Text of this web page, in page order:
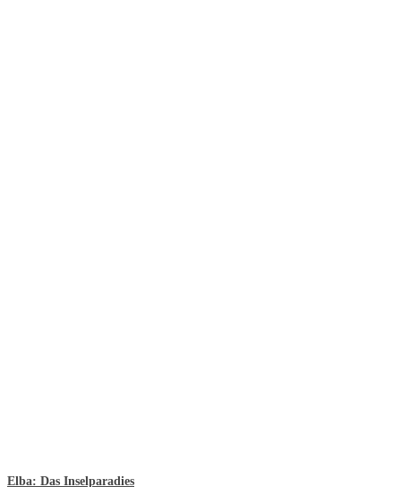
Elba: Das Inselparadies